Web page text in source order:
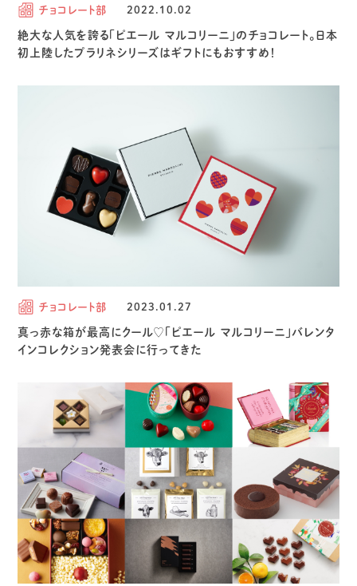
チョコレート部 2022.10.02
絶大な人気を誇る「ピエール マルコリーニ」のチョコレート。日本
初上陸したプラリネシリーズはギフトにもおすすめ！
チョコレート部 2023.01.27
真っ赤な箱が最高にクール♡「ピエール マルコリーニ」バレンタ
インコレクション発表会に行ってきた